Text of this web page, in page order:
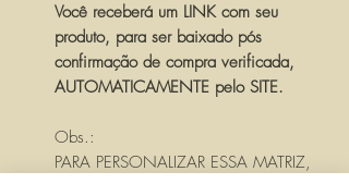
Você receberá um LINK com seu
produto, para ser baixado pós
confirmação de compra verificada,
AUTOMATICAMENTE pelo SITE.
Obs.:
PARA PERSONALIZAR ESSA MATRIZ,